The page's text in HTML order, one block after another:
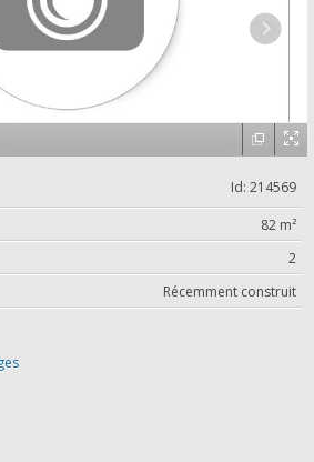
Id: 214569
82 m²
2
Récemment construit